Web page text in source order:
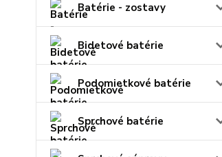
Batérie - zostavy
Bidetové batérie
Podomietkové batérie
Sprchové batérie